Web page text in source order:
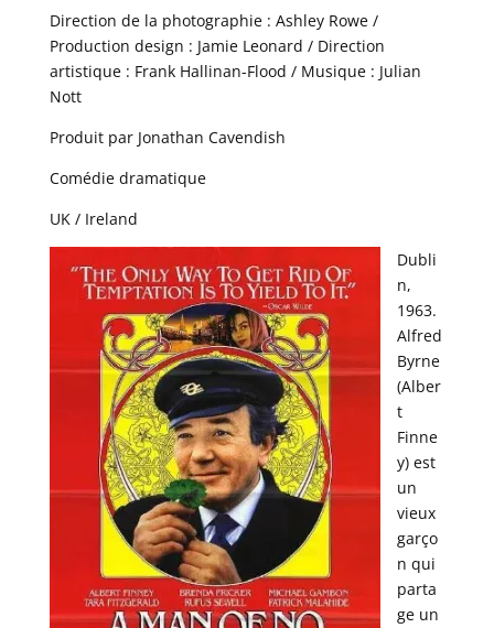
Direction de la photographie : Ashley Rowe /
Production design : Jamie Leonard / Direction
artistique : Frank Hallinan-Flood / Musique : Julian
Nott
Produit par Jonathan Cavendish
Comédie dramatique
UK / Ireland
Dubli
n,
1963.
Alfred
Byrne
(Alber
t
Finne
y) est
un
vieux
garço
n qui
parta
ge un